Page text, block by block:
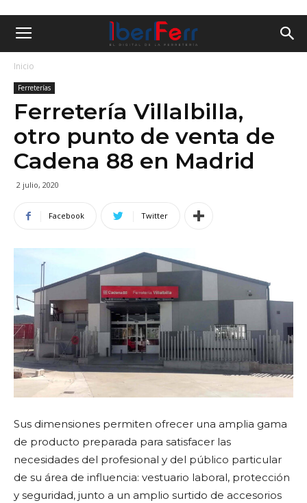
Inicio
Ferreterías
Ferretería Villalbilla,
otro punto de venta de
Cadena 88 en Madrid
2 julio, 2020
Facebook Twitter
Sus dimensiones permiten ofrecer una amplia gama
de producto preparada para satisfacer las
necesidades del profesional y del público particular
de su área de influencia: vestuario laboral, protección
y seguridad, junto a un amplio surtido de accesorios